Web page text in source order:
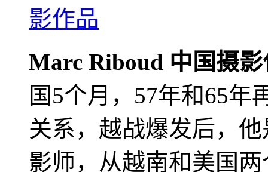
Marc Riboud 中国摄
国5个月，57年和65年
关系，越战爆发后，
影师，从越南和美国